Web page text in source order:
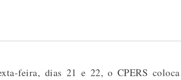
feira, dias 21 e 22, o CPERS